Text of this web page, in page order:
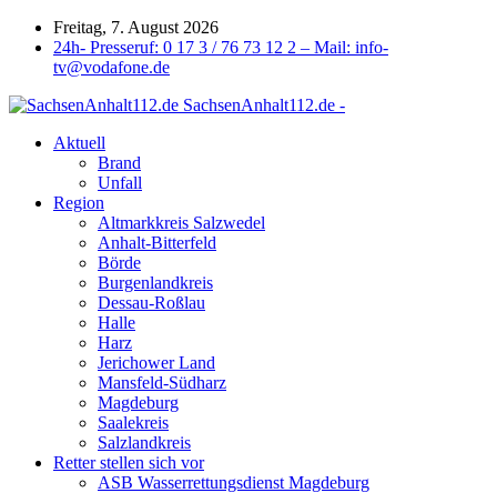
Freitag, 7. August 2026
24h- Presseruf: 0 17 3 / 76 73 12 2 – Mail: info-
tv@vodafone.de
SachsenAnhalt112.de -
Aktuell
Brand
Unfall
Region
Altmarkkreis Salzwedel
Anhalt-Bitterfeld
Börde
Burgenlandkreis
Dessau-Roßlau
Halle
Harz
Jerichower Land
Mansfeld-Südharz
Magdeburg
Saalekreis
Salzlandkreis
Retter stellen sich vor
ASB Wasserrettungsdienst Magdeburg